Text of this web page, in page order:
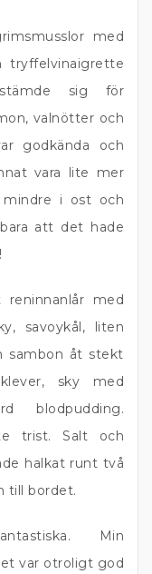
med
tryffelvinaigrette
sig för
valnötter och
godkända och
vara lite mer
i ost och
att det hade
med
savoykål, liten
sambon åt stekt
sky med
blodpudding.
trist. Salt och
halkat runt två
till bordet.
Min
var otroligt god